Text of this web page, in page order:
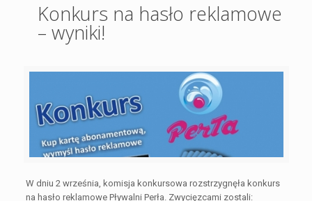
Konkurs na hasło reklamowe
– wyniki!
W dniu 2 września, komisja konkursowa rozstrzygnęła konkurs
na hasło reklamowe Pływalni Perła. Zwycięzcami zostali: